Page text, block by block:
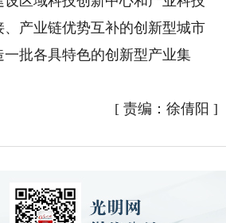
产业链优势互补的创新型城市
批各具特色的创新型产业集
[ 责编：徐倩阳 ]